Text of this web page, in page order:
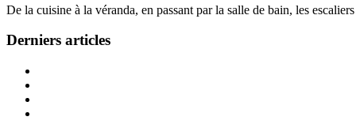
De la cuisine à la véranda, en passant par la salle de bain, les
Derniers articles